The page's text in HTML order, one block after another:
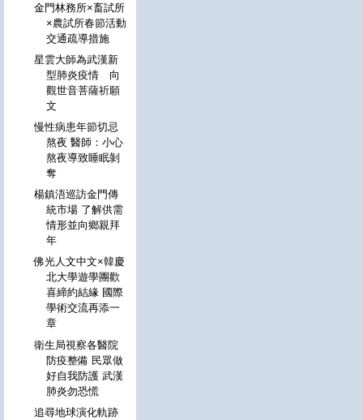
金門林務所×畜試所
×農試所春節活動
交通疏導措施
星雲大師為武漢新
型肺炎疫情 向
觀世音菩薩祈願
文
慢性病患年節切忌
熬夜 醫師：小心
熬夜導致睡眠剝
奪
楊鎮浯巡訪金門傳
統市場 了解供需
情形並向鄉親拜
年
佛光人文中文×韓慶
北大學遊學團歡
喜締約結緣 國際
學術交流再添一
章
衛生局視察各醫院
防疫整備 民眾做
好自我防護 武漢
肺炎勿恐慌
追尋地球演化軌跡